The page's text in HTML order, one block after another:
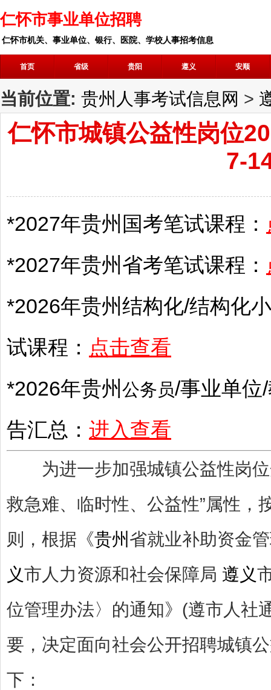
仁怀市事业单位招聘
仁怀市机关、事业单位、银行、医院、学校人事招考信息
首页 省级 贵阳 遵义 安顺
当前位置: 贵州人事考试信息网 >
仁怀市城镇公益性岗位
7-
*2027年贵州 国考笔试课程：
*2027年贵州 省考笔试课程：
*2026年贵州结构化/结构化
试课程： 点击查看
*2026年贵州 公务员/事业单位/
告汇总： 进入查看
为进一步加强城镇公益性岗位
救急难、临时性、公益性”属性，
则，根据《贵州 省就业补助资金
义市人力资源和社会保障局 遵义
位管理办法〉的通知》(遵市人社
要，决定面向社会公开招聘城镇
下：